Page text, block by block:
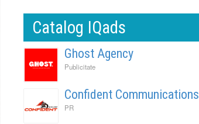
Catalog IQads
Ghost Agency
Publicitate
Confident Communications
PR